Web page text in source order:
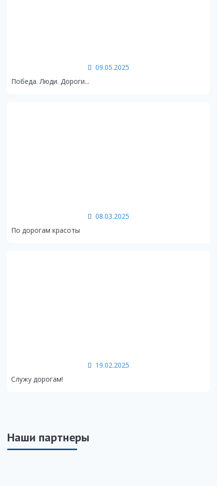
09.05.2025
Победа. Люди. Дороги...
08.03.2025
По дорогам красоты
19.02.2025
Служу дорогам!
Наши партнеры